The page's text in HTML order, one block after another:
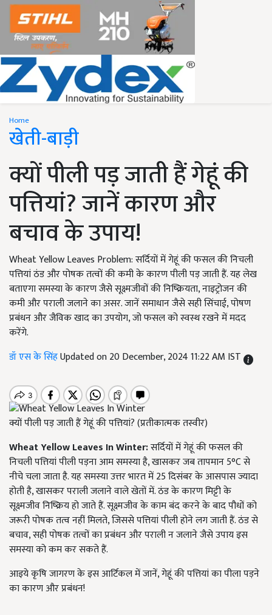
Home
खेती-बाड़ी
क्यों पीली पड़ जाती हैं गेहूं की
पत्तियां? जानें कारण और
बचाव के उपाय!
Wheat Yellow Leaves Problem: सर्दियों में गेहूं की फसल की निचली
पत्तियां ठंड और पोषक तत्वों की कमी के कारण पीली पड़ जाती हैं. यह लेख
बताएगा समस्या के कारण जैसे सूक्ष्मजीवों की निष्क्रियता, नाइट्रोजन की
कमी और पराली जलाने का असर. जानें समाधान जैसे सही सिंचाई, पोषण
प्रबंधन और जैविक खाद का उपयोग, जो फसल को स्वस्थ रखने में मदद
करेंगे.
डॉ एस के सिंहUpdated on 20 December, 2024 11:22 AM IST
क्यों पीली पड़ जाती हैं गेहूं की पत्तियां? (प्रतीकात्मक तस्वीर)
Wheat Yellow Leaves In Winter:सर्दियों में गेहूं की फसल की
निचली पत्तियां पीली पड़ना आम समस्या है, खासकर जब तापमान 5°C से
नीचे चला जाता है. यह समस्या उत्तर भारत में 25 दिसंबर के आसपास ज्यादा
होती है, खासकर पराली जलाने वाले खेतों में. ठंड के कारण मिट्टी के
सूक्ष्मजीव निष्क्रिय हो जाते हैं. सूक्ष्मजीव के काम बंद करने के बाद पौधों को
जरूरी पोषक तत्व नहीं मिलते, जिससे पत्तियां पीली होने लग जाती हैं. ठंड से
बचाव, सही पोषक तत्वों का प्रबंधन और पराली न जलाने जैसे उपाय इस
समस्या को कम कर सकते हैं.
आइये कृषि जागरण के इस आर्टिकल में जानें, गेहूं की पत्तियां का पीला पड़ने
का कारण और प्रबंधन!